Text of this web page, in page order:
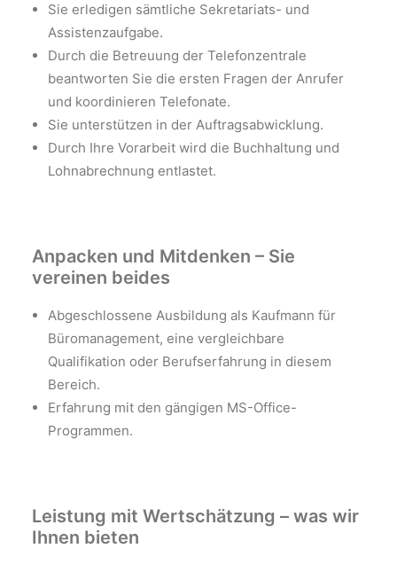
Sie erledigen sämtliche Sekretariats- und
Assistenzaufgabe.
Durch die Betreuung der Telefonzentrale
beantworten Sie die ersten Fragen der Anrufer
und koordinieren Telefonate.
Sie unterstützen in der Auftragsabwicklung.
Durch Ihre Vorarbeit wird die Buchhaltung und
Lohnabrechnung entlastet.
Anpacken und Mitdenken – Sie
vereinen beides
Abgeschlossene Ausbildung als Kaufmann für
Büromanagement, eine vergleichbare
Qualifikation oder Berufserfahrung in diesem
Bereich.
Erfahrung mit den gängigen MS-Office-
Programmen.
Leistung mit Wertschätzung – was wir
Ihnen bieten